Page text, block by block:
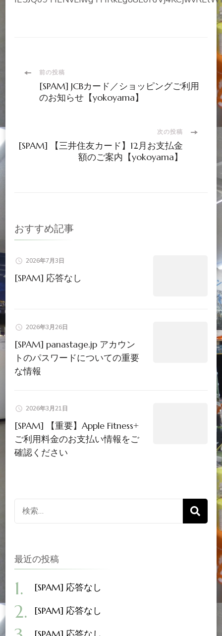
投
ビ
シ
ョ
ン
前の投稿
[SPAM] JCBカード／ショッピングご利用
のお知らせ【yokoyama】
次の投稿
[SPAM] 【三井住友カード】12月お支払金
額のご案内【yokoyama】
おすすめ記事
2026年7月3日
[SPAM] 応答なし
2026年3月26日
[SPAM] panastage.jp アカウン
トのパスワードについての重要
な情報
2026年3月21日
[SPAM] 【重要】Apple Fitness+
ご利用料金のお支払い情報をご
確認ください
索
象:
最近の投稿
[SPAM] 応答なし
[SPAM] 応答なし
[SPAM] 応答なし